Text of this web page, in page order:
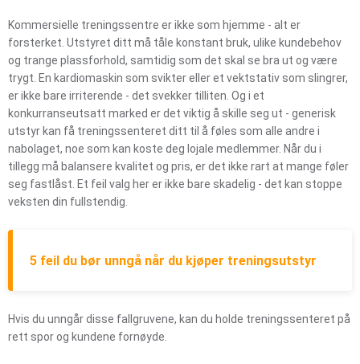
Kommersielle treningssentre er ikke som hjemme - alt er
forsterket. Utstyret ditt må tåle konstant bruk, ulike kundebehov
og trange plassforhold, samtidig som det skal se bra ut og være
trygt. En kardiomaskin som svikter eller et vektstativ som slingrer,
er ikke bare irriterende - det svekker tilliten. Og i et
konkurranseutsatt marked er det viktig å skille seg ut - generisk
utstyr kan få treningssenteret ditt til å føles som alle andre i
nabolaget, noe som kan koste deg lojale medlemmer. Når du i
tillegg må balansere kvalitet og pris, er det ikke rart at mange føler
seg fastlåst. Et feil valg her er ikke bare skadelig - det kan stoppe
veksten din fullstendig.
5 feil du bør unngå når du kjøper treningsutstyr
Hvis du unngår disse fallgruvene, kan du holde treningssenteret på
rett spor og kundene fornøyde.